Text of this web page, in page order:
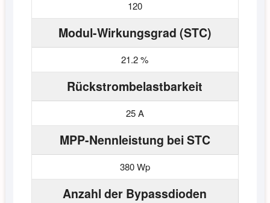
120
Modul-Wirkungsgrad (STC)
21.2 %
Rückstrombelastbarkeit
25 A
MPP-Nennleistung bei STC
380 Wp
Anzahl der Bypassdioden